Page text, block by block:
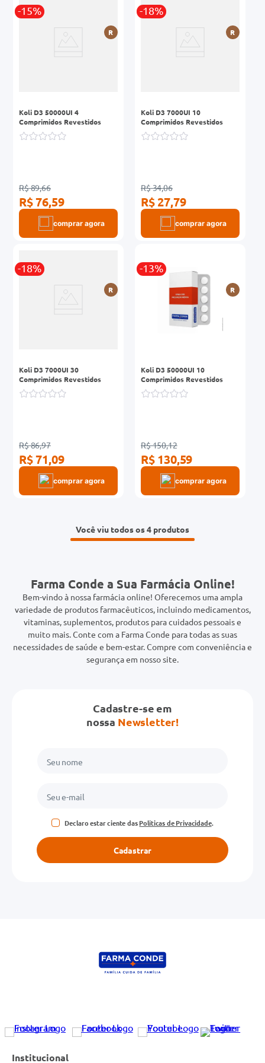
-15%
R
Koli D3 50000UI 4
Comprimidos Revestidos
R$ 89,66
R$ 76,59
comprar agora
-18%
R
Koli D3 7000UI 10
Comprimidos Revestidos
R$ 34,06
R$ 27,79
comprar agora
-18%
R
Koli D3 7000UI 30
Comprimidos Revestidos
R$ 86,97
R$ 71,09
comprar agora
-13%
R
Koli D3 50000UI 10
Comprimidos Revestidos
R$ 150,12
R$ 130,59
comprar agora
Você viu todos os 4
Farma Conde a Sua Farmácia Online!
Bem-vindo à nossa farmácia online! Oferecemos uma ampla
variedade de produtos farmacêuticos, incluindo medicamentos,
vitaminas, suplementos, produtos para cuidados pessoais e
muito mais. Conte com a Farma Conde para todas as suas
necessidades de saúde e bem-estar. Compre com conveniência e
segurança em nosso site.
Cadastre-se em
nossa Newsletter!
Declaro estar ciente dasPolíticas de Privacidade.
Cadastrar
Institucional